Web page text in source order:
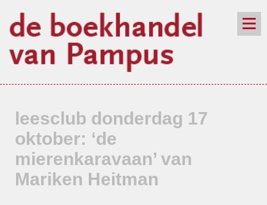
leesclub donderdag 17
oktober: ‘de
mierenkaravaan’ van
Mariken Heitman